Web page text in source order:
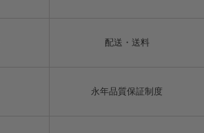
配送・送料
永年品質保証制度